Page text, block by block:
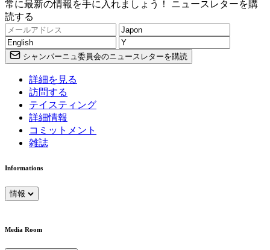
常に最新の情報を手に入れましょう！ ニュースレターを購
読する
シャンパーニュ委員会のニュースレターを購読
詳細を見る
訪問する
テイスティング
詳細情報
コミットメント
雑誌
Informations
情報
Media Room